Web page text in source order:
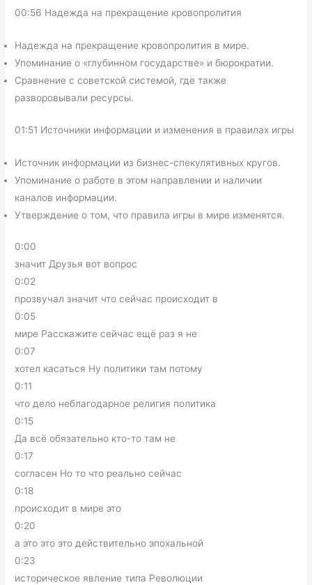
00:56 Надежда на прекращение кровопролития
Надежда на прекращение кровопролития в мире.
Упоминание о «глубинном государстве» и бюрократии.
Сравнение с советской системой, где также
разворовывали ресурсы.
01:51 Источники информации и изменения в правилах игры
Источник информации из бизнес-спекулятивных кругов.
Упоминание о работе в этом направлении и наличии
каналов информации.
Утверждение о том, что правила игры в мире изменятся.
0:00
значит Друзья вот вопрос
0:02
прозвучал значит что сейчас происходит в
0:05
мире Расскажите сейчас ещё раз я не
0:07
хотел касаться Ну политики там потому
0:11
что дело неблагодарное религия политика
0:15
Да всё обязательно кто-то там не
0:17
согласен Но то что реально сейчас
0:18
происходит в мире это
0:20
а это это это действительно эпохальной
0:23
историческое явление типа Революции